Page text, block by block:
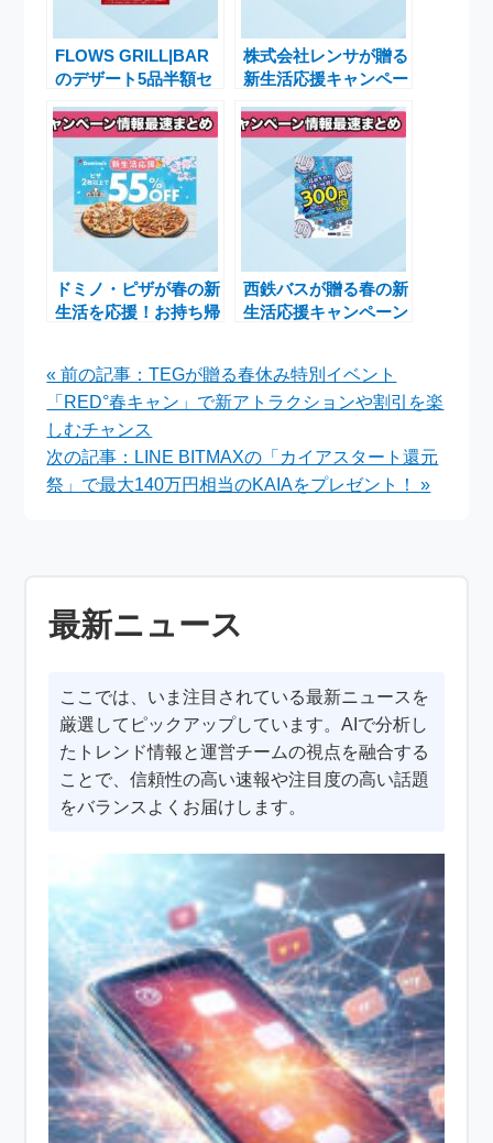
FLOWS GRILL|BAR
のデザート5品半額セ
をお得に楽しむチャン
株式会社レンサが贈る
新生活応援キャンペー
勢を占う特典付き
ドミノ・ピザが春の新
生活を応援！お持ち帰
西鉄バスが贈る春の新
生活応援キャンペーン
« 前の記事：TEGが贈る春休み特別イベント
「RED°春キャン」で新アトラクションや割引を楽
しむチャンス
次の記事：LINE BITMAXの「カイアスタート還元
祭」で最大140万円相当のKAIAをプレゼント！ »
最新ニュース
ここでは、いま注目されている最新ニュースを
厳選してピックアップしています。AIで分析し
たトレンド情報と運営チームの視点を融合する
ことで、信頼性の高い速報や注目度の高い話題
をバランスよくお届けします。